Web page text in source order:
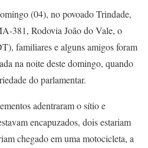
(04), no povoado Trindade,
381, Rodovia João do Vale, o
familiares e alguns amigos foram
na noite deste domingo, quando
do parlamentar.
adentraram o sítio e
encapuzados, dois estariam
chegado em uma motocicleta, a